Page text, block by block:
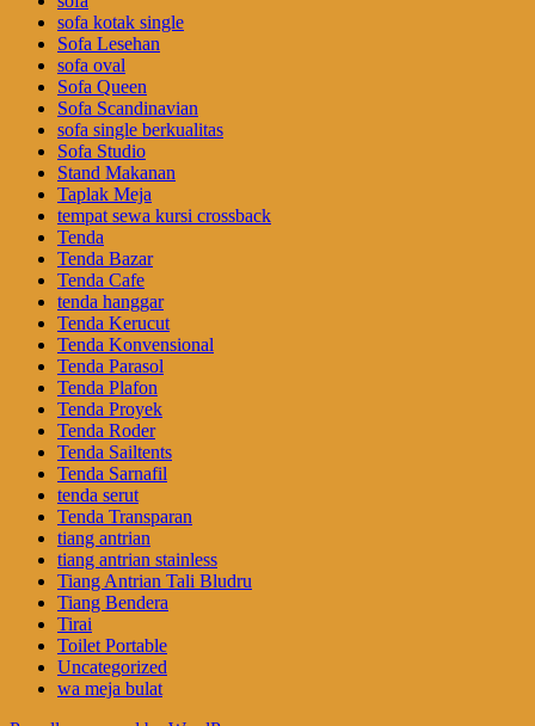
sofa kotak single
Sofa Lesehan
sofa oval
Sofa Queen
Sofa Scandinavian
sofa single berkualitas
Sofa Studio
Stand Makanan
Taplak Meja
tempat sewa kursi crossback
Tenda
Tenda Bazar
Tenda Cafe
tenda hanggar
Tenda Kerucut
Tenda Konvensional
Tenda Parasol
Tenda Plafon
Tenda Proyek
Tenda Roder
Tenda Sailtents
Tenda Sarnafil
tenda serut
Tenda Transparan
tiang antrian
tiang antrian stainless
Tiang Antrian Tali Bludru
Tiang Bendera
Tirai
Toilet Portable
Uncategorized
wa meja bulat